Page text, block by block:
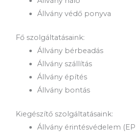
Állvány védő ponyva
Fő szolgáltatásaink:
Állvány bérbeadás
Állvány szállítás
Állvány építés
Állvány bontás
Kiegészítő szolgáltatásaink:
Állvány érintésvédelem